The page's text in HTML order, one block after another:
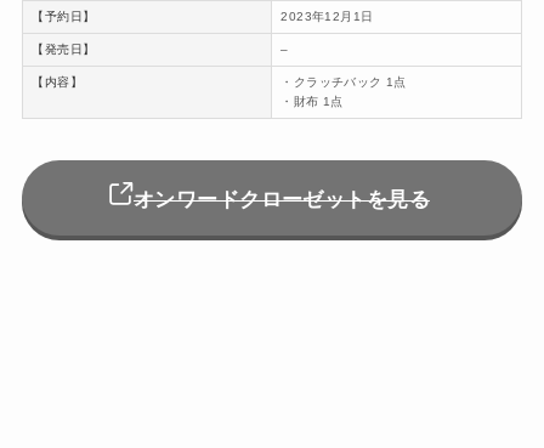
【予約日】 2023年12月1日
【発売日】 –
【内容】
・クラッチバック 1点
・財布 1点
オンワードクローゼットを見る